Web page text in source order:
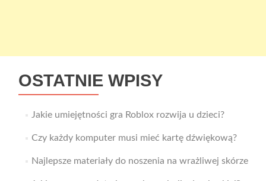
OSTATNIE WPISY
Jakie umiejętności gra Roblox rozwija u dzieci?
Czy każdy komputer musi mieć kartę dźwiękową?
Najlepsze materiały do noszenia na wrażliwej skórze